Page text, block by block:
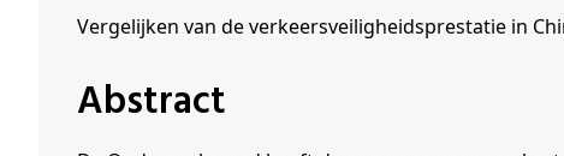
Vergelijken van de verkeersveiligheidsprestatie in
Abstract